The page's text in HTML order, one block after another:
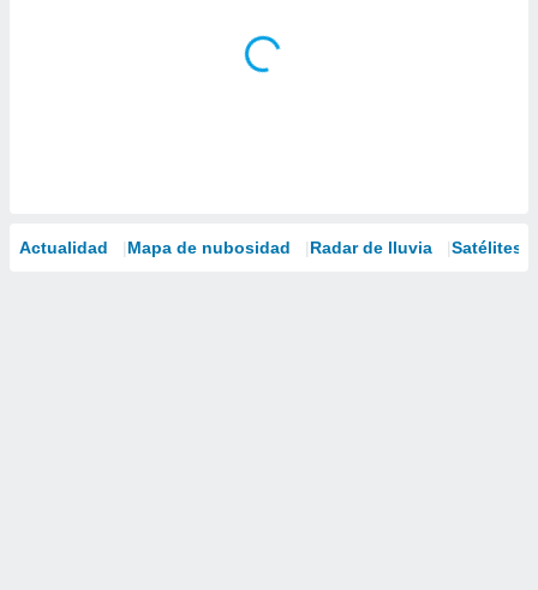
Actualidad Mapa de nubosidad Radar de lluvia Satélites